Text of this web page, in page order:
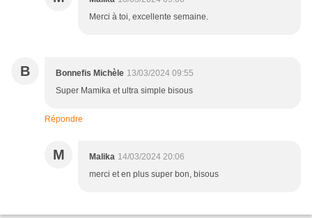
Merci à toi, excellente semaine.
B Bonnefis Michèle 13/03/2024 09:55
Super Mamika et ultra simple bisous
Répondre
M Malika 14/03/2024 20:06
merci et en plus super bon, bisous